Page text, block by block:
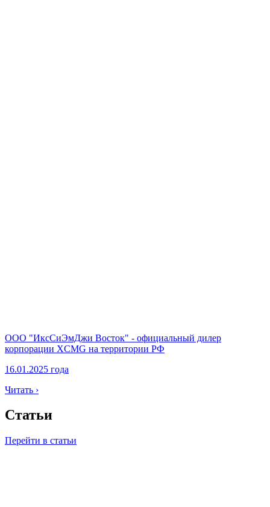
ООО "ИксСиЭмДжи Восток" - официальный дилер
корпорации XCMG на территории РФ
16.01.2025 года
Читать ›
Статьи
Перейти в статьи